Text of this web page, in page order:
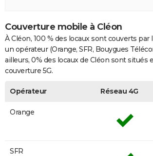
Couverture mobile à Cléon
À Cléon, 100 % des locaux sont couverts par
un opérateur (Orange, SFR, Bouygues
ailleurs, 0% des locaux de Cléon sont situés
couverture 5G.
Opérateur Réseau 4G
Orange
SFR